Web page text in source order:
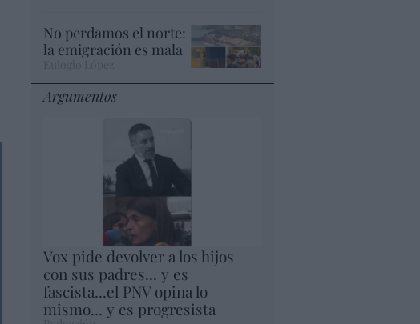
No perdamos el norte:
la emigración es mala
Argumentos
Vox pide devolver a los hijos
con sus padres... y es
fascista...el PNV opina lo
mismo... y es progresista